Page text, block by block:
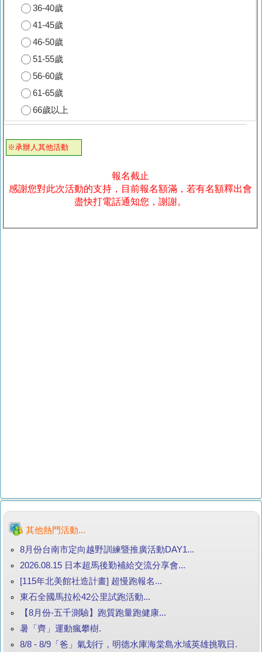
36-40歲
41-45歲
46-50歲
51-55歲
56-60歲
61-65歲
66歲以上
※承辦人其他活動
報名截止
感謝您對此次活動的支持，目前報名額滿，若有名額釋出會
盡快打電話通知您，謝謝。
其他熱門活動...
8月份台南市定向越野訓練暨推廣活動DAY1...
2026.08.15 日本超馬後勤補給交流分享會...
[115年北美館社造計畫] 超慢跑報名...
東石全國馬拉松42公里試跑活動...
【8月份-五千測驗】跑質跑量跑健康...
暑「齊」運動瘋攀樹.
8/8 - 8/9「爸」氣划行，明德水庫海棠島水域英雄挑戰日.